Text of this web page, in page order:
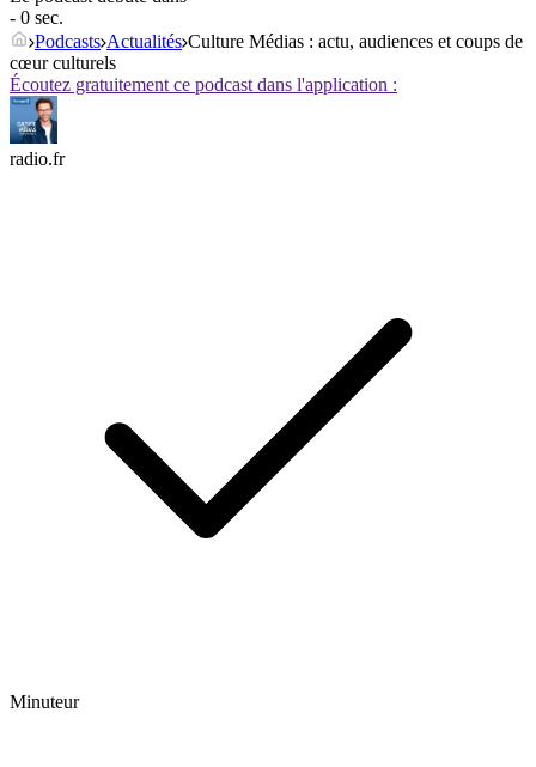
- 0 sec.
Podcasts Actualités Culture Médias : actu, audiences et coups de
cœur culturels
Écoutez gratuitement ce podcast dans l'application :
radio.fr
Minuteur